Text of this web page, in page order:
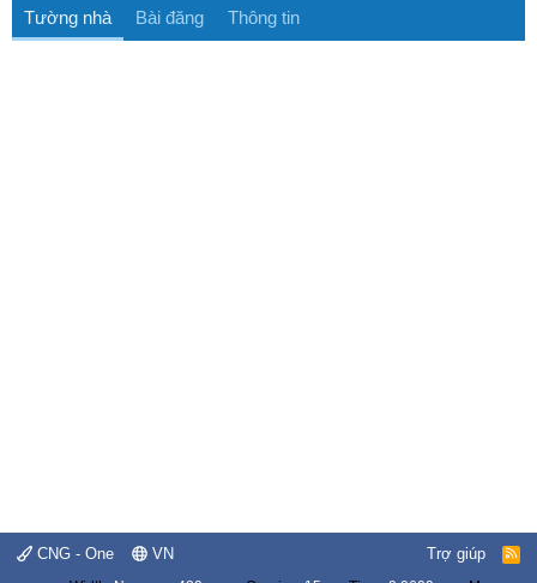
Tường nhà Bài đăng Thông tin
CNG - One VN Trợ giúp
R